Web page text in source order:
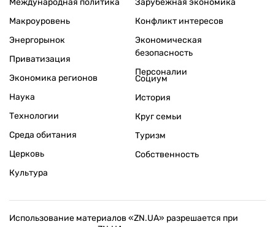
Международная политика
Макроуровень
Энергорынок
Приватизация
Экономика регионов
Зарубежная экономика
Конфликт интересов
Экономическая
безопасность
Персоналии
Наука
Технологии
Среда обитания
Церковь
Культура
Социум
История
Круг семьи
Туризм
Собственность
Использование материалов «ZN.UA» разрешается при